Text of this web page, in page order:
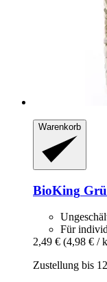
Warenkorb
BioKing
Für
2,49 € (4,98 € /
Zustellung bis